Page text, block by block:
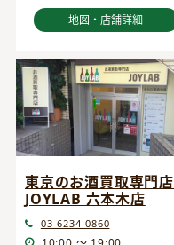
地図・店舗詳細
東京のお酒買取専門店
JOYLAB 六本木店
03-6234-0860